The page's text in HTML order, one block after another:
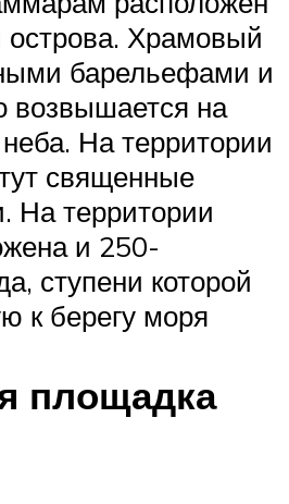
Храмовый
барельефами и
возвышается на
На территории
священные
На территории
и 250-
ступени которой
к берегу моря
площадка